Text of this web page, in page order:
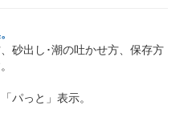
砂出し･潮の吐かせ方、保存方
パっと」表示。